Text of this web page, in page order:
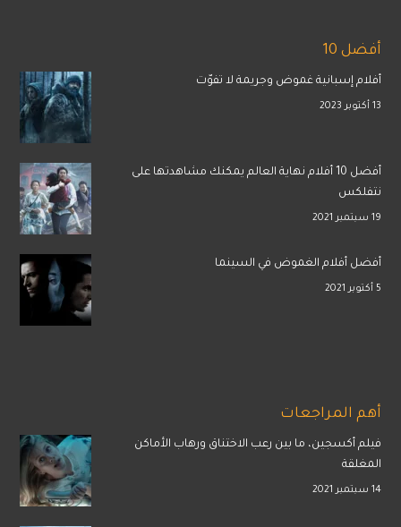
أفضل 10
أفلام إسبانية غموض وجريمة لا تفوّت
13 أكتوبر 2023
أفضل 10 أفلام نهاية العالم يمكنك مشاهدتها على
نتفلكس
19 سبتمبر 2021
أفضل أفلام الغموض في السينما
5 أكتوبر 2021
أهم المراجعات
فيلم أكسجين، ما بين رعب الاختناق ورهاب الأماكن
المغلقة
14 سبتمبر 2021